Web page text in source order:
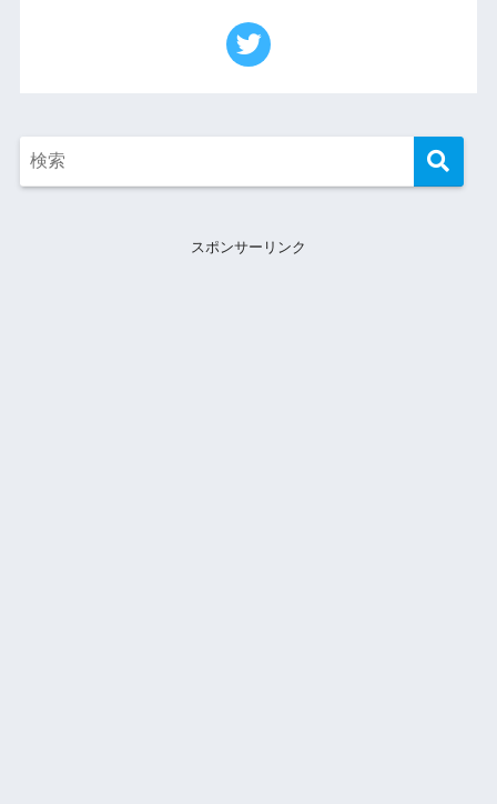
スポンサーリンク